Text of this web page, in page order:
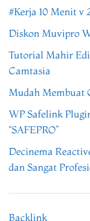
#Kerja 10 Menit v
Diskon Muvipro
Tutorial Mahir
Camtasia
Mudah Membuat
WP Safelink
“SAFEPRO”
Decinema
dan Sangat
Backlink